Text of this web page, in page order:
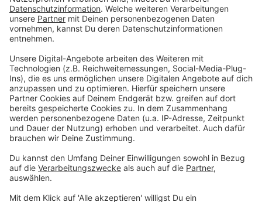
Version. Elvis wird sich mit Kollegen und ehemaligen
"Opfern" über die Telefonate aus den letzten zwei
Jahrzehnten unterhalten. Wir erfahren auch, wie es ihm
Schleudern gekommen ist. Viel Spaß beim Zuhören und
bitte nicht erschrecken, wenn dabei das Telefon
klingelt. Es muss ja nicht unbedingt Elvis Eifel dran
sein.
Anzeige
Anzeige